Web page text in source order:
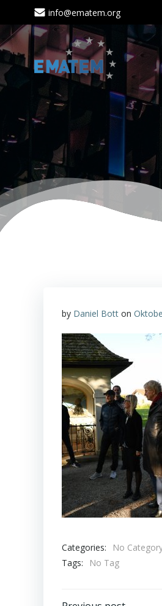
Inhalt
springen
info@ematem.org
by Daniel Bott on
Categories:
No
Tags:
No Tag